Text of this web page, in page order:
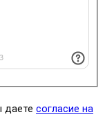
даете согласие на